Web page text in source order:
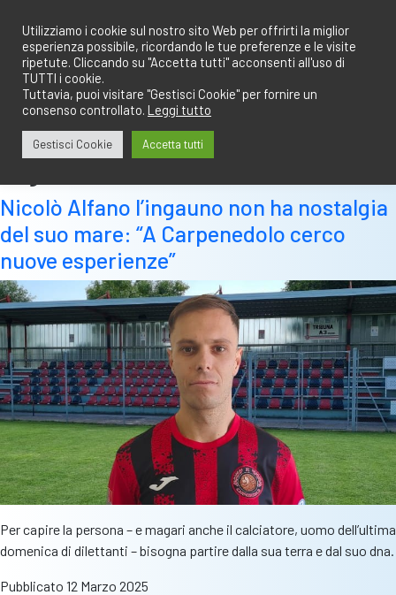
contenuto
Nicolò Alfano l’ingauno non ha nostalgia
del suo mare: “A Carpenedolo cerco
nuove esperienze”
Per capire la persona – e magari anche il calciatore, uomo dell’ultima
domenica di dilettanti – bisogna partire dalla sua terra e dal suo dna.
Pubblicato 12 Marzo 2025
Utilizziamo i cookie sul nostro sito Web per offrirti la miglior
esperienza possibile, ricordando le tue preferenze e le visite
ripetute. Cliccando su "Accetta tutti" acconsenti all'uso di
TUTTI i cookie.
Tuttavia, puoi visitare "Gestisci Cookie" per fornire un
consenso controllato. Leggi tutto
Gestisci Cookie Accetta tutti